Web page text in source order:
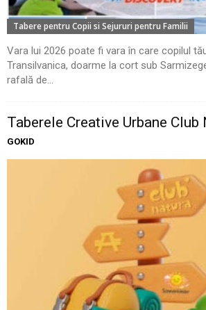
Tabere pentru Copii si Sejururi pentru Familii
Vara lui 2026 poate fi vara în care copilul
Transilvanica, doarme la cort sub
rafală de...
Taberele Creative Urbane
GOKID